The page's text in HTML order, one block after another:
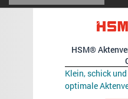
HSM®
Klein, schick
optimale